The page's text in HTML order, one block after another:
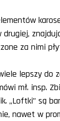
za nimi
lepszy do
mł. insp.
„Loftki” są
nawet w